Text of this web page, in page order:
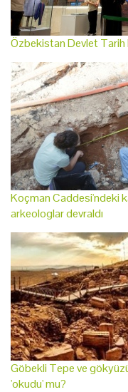
Özbekistan Devlet Tarih
Koçman Caddesi'ndeki
arkeologlar devraldı
Göbekli Tepe ve gökyüzü:
'okudu' mu?